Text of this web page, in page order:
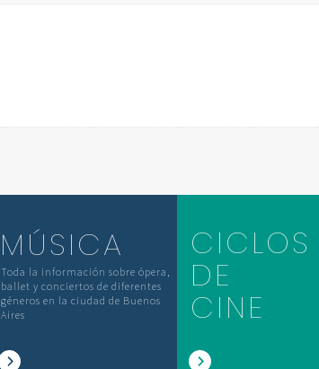
MÚSICA
Toda la información sobre ópera,
ballet y conciertos de diferentes
géneros en la ciudad de Buenos
Aires
CICLOS
DE
CINE